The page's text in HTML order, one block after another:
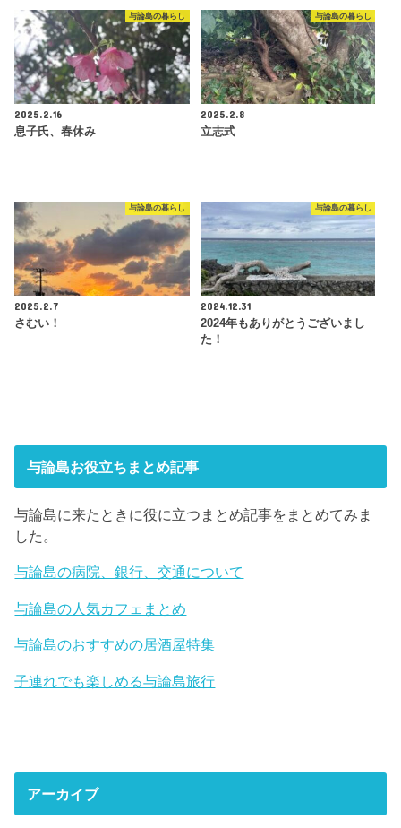
与論島の暮らし
2025.2.16
息子氏、春休み
与論島の暮らし
2025.2.8
立志式
与論島の暮らし
2025.2.7
さむい！
与論島の暮らし
2024.12.31
2024年もありがとうございまし
た！
与論島お役立ちまとめ記事
与論島に来たときに役に立つまとめ記事をまとめてみま
した。
与論島の病院、銀行、交通について
与論島の人気カフェまとめ
与論島のおすすめの居酒屋特集
子連れでも楽しめる与論島旅行
アーカイブ